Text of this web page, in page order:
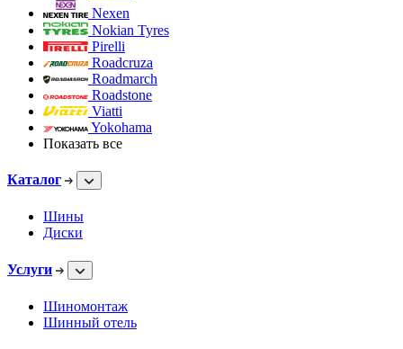
Nexen
Nokian Tyres
Pirelli
Roadcruza
Roadmarch
Roadstone
Viatti
Yokohama
Показать все
Каталог
Шины
Диски
Услуги
Шиномонтаж
Шинный отель